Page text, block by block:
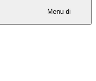
Menu di